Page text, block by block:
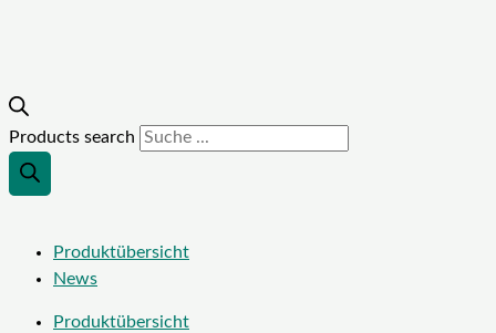
Products search
Produktübersicht
News
Produktübersicht